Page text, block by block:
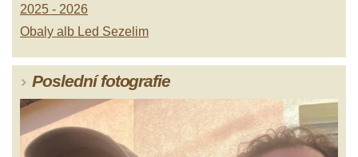
2025 - 2026
Obaly alb Led Sezelim
Poslední fotografie